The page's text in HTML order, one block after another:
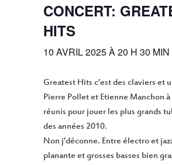
CONCERT:
HITS
10 AVRIL 2025 À 20 H 30 MIN
Greatest Hits c’est des claviers et
Pierre Pollet et Etienne Manchon à
réunis pour jouer les plus grands
des années 2010.
Non j’déconne. Entre électro et
planante et grosses basses bien